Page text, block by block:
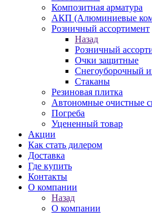
Композитная арматура
АКП (Алюминиевые
Розничный ассортимент
Назад
Розничный
Очки защитные
Снегоуборочный
Стаканы
Резиновая плитка
Автономные очистные
Погреба
Уцененный товар
Акции
Как стать дилером
Доставка
Где купить
Контакты
О компании
Назад
О компании